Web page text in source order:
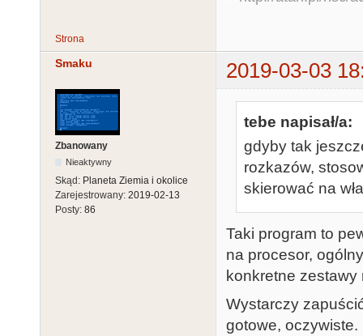
Strona
Smaku 2019-03-03
Zbanowany
Nieaktywny
Skąd: Planeta Ziemia i okolice
Zarejestrowany: 2019-02-13
Posty: 86
tebe napisał/a:
gdyby tak
rozkazów,
skierować na
Taki program to
na procesor,
konkretne
Wystarczy
gotowe, oczywiste.